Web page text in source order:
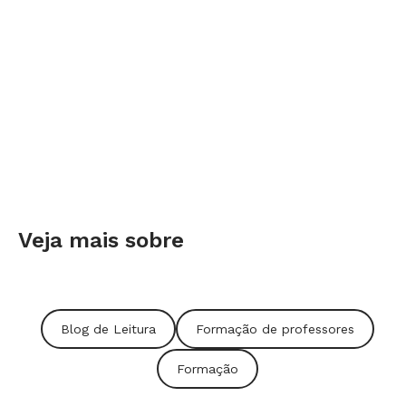
importante retomar o contato com o universo
daquele livro depois de uma boa noite de sono,
pouco de distanciamento.
Após a tradução, o texto ainda passa por
Veja mais sobre
Blog de Leitura Formação de professores
Formação